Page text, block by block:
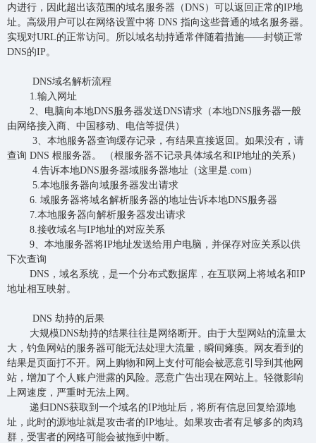
内进行，因此超出该范围的域名服务器（DNS）可以返回正常的IP地
址。高级用户可以在网络设置中将 DNS 指向这些普通的域名服务器。
实现对URL的正常访问。所以域名劫持通常伴随着措施——封锁正常
DNS的IP。
DNS域名解析流程
1.输入网址
2、电脑向本地DNS服务器发送DNS请求（本地DNS服务器一般
由网络接入商、中国移动、电信等提供）
3、本地服务器查询缓存记录，有结果直接返回。如果没有，请
查询 DNS 根服务器。 （根服务器不记录具体域名和IP地址的关系）
4.告诉本地DNS服务器域服务器地址（这里是.com）
5.本地服务器向域服务器发出请求
6. 域服务器将域名解析服务器的地址告诉本地DNS服务器
7.本地服务器向解析服务器发出请求
8.接收域名与IP地址的对应关系
9、本地服务器将IP地址发送给用户电脑，并保存对应关系以供
下次查询
DNS，域名系统，是一个分布式数据库，在互联网上将域名和IP
地址相互映射。
DNS 劫持的后果
大规模DNS劫持的结果往往是网络断开。由于大型网站的流量太
大，钓鱼网站的服务器可能无法处理大流量，瞬间瘫痪。网友看到的
结果是页面打不开。网上购物和网上支付可能会被恶意引导到其他网
站，增加了个人账户泄露的风险。恶意广告出现在网站上。轻微影响
上网速度，严重时无法上网。
递归DNS获取到一个域名的IP地址后，将所有信息回复给源地
址，此时的源地址就是攻击者的IP地址。如果攻击者有足够多的肉鸡
群，受害者的网络可能会被拖到中断。